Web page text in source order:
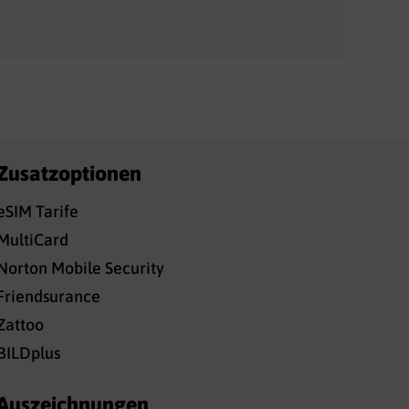
Tarife
Mobile Security